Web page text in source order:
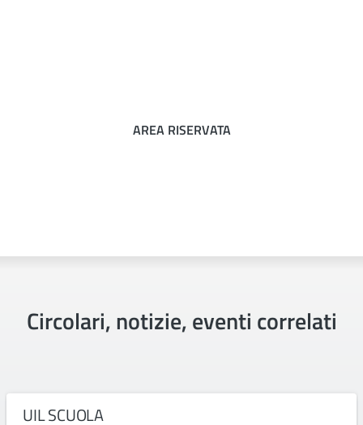
AREA RISERVATA
Circolari, notizie, eventi correlati
UIL SCUOLA